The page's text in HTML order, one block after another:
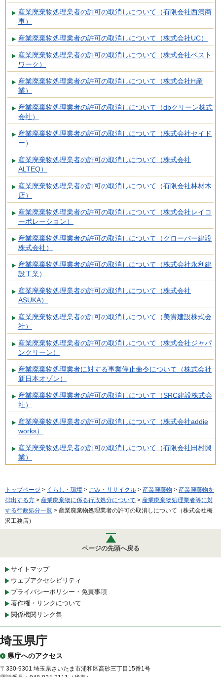
産業廃棄物処理業者の許可の取消しについて（有限会社西満商
事）
産業廃棄物処理業者の許可の取消しについて（株式会社UC）
産業廃棄物処理業者の許可の取消しについて（株式会社ベスト
ワーク）
産業廃棄物処理業者の許可の取消しについて（株式会社H産
業）
産業廃棄物処理業者の許可の取消しについて（dbクリーン株式
会社）
産業廃棄物処理業者の許可の取消しについて（株式会社セイド
ー）
産業廃棄物処理業者の許可の取消しについて（株式会社
ALTEQ）
産業廃棄物処理業者の許可の取消しについて（有限会社林材木
店）
産業廃棄物処理業者の許可の取消しについて（株式会社レイコ
ーポレーション）
産業廃棄物処理業者の許可の取消しについて（クローバー建設
株式会社）
産業廃棄物処理業者の許可の取消しについて（株式会社永利建
設工業）
産業廃棄物処理業者の許可の取消しについて（株式会社
ASUKA）
産業廃棄物処理業者の許可の取消しについて（美貴建設株式会
社）
産業廃棄物処理業者の許可の取消しについて（株式会社ジャパ
ンクリーン）
産業廃棄物処理業者に対する事業停止命令について（株式会社
新日本オゾン）
産業廃棄物処理業者の許可の取消しについて（SRC建設株式会
社）
産業廃棄物処理業者の許可の取消しについて（株式会社addie
works）
産業廃棄物処理業者の許可の取消しについて（有限会社田村興
業）
トップページ > くらし・環境 > ごみ・リサイクル > 産業廃棄物 > 産業廃棄物を
排出する方 > 産業廃棄物に係る行政処分について > 産業廃棄物処理業者等に対
する行政処分一覧 > 産業廃棄物処理業者の許可の取消しについて（株式会社梅
沢工務店）
ページの先頭へ戻る
サイトマップ
ウェブアクセシビリティ
プライバシーポリシー・免責事項
著作権・リンクについて
関係機関リンク集
埼玉県庁
県庁へのアクセス
〒330-9301 埼玉県さいたま市浦和区高砂三丁目15番1号